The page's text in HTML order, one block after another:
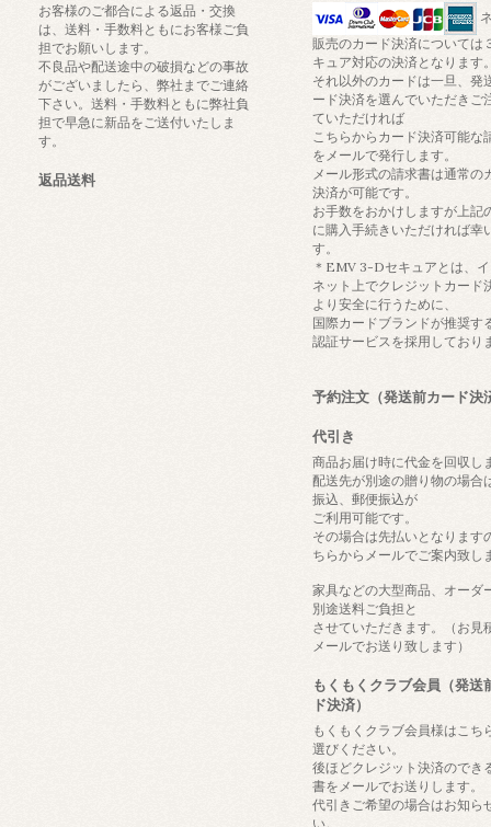
お客様のご都合による返品・交換
は、送料・手数料ともにお客様ご負
担でお願いします。
不良品や配送途中の破損などの事故
がございましたら、弊社までご連絡
下さい。送料・手数料ともに弊社負
担で早急に新品をご送付いたしま
す。
返品送料
販売のカード決済については
キュア対応の決済となります
それ以外のカードは一旦、発
ード決済を選んでいただきご
ていただければ
こちらからカード決済可能な
をメールで発行します。
メール形式の請求書は通常の
決済が可能です。
お手数をおかけしますが上記
に購入手続きいただければ幸
す。
＊EMV 3-Dセキュアとは、
ネット上でクレジットカード
より安全に行うために、
国際カードブランドが推奨す
認証サービスを採用しており
予約注文（発送前カード決
代引き
商品お届け時に代金を回収し
配送先が別途の贈り物の場合
振込、郵便振込が
ご利用可能です。
その場合は先払いとなります
ちらからメールでご案内致し
家具などの大型商品、オーダ
別途送料ご負担と
させていただきます。（お見
メールでお送り致します）
もくもくクラブ会員（発送
ド決済）
もくもくクラブ会員様はこち
選びください。
後ほどクレジット決済のでき
書をメールでお送りします。
代引きご希望の場合はお知ら
い。